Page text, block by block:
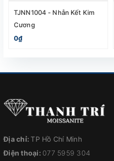
TJNN1004 - Nhẫn Kết Kim
Cương
0₫
Địa chỉ:TP Hồ Chí Minh
Điện thoại: 077 5959 304